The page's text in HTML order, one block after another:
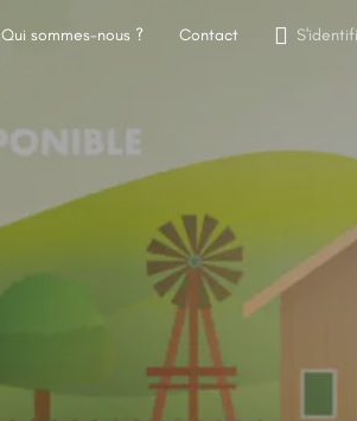
Qui sommes-nous ? Contact